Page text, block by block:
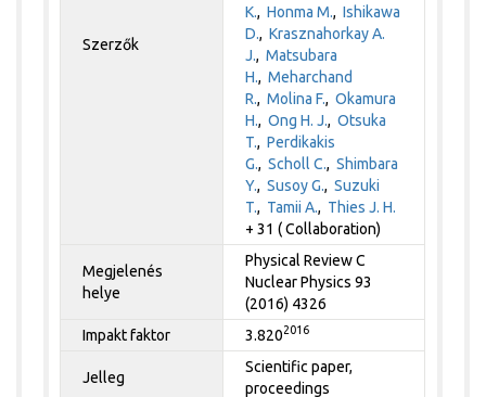
Szerzők
K.,Honma M.,Ishikawa
D.,Krasznahorkay A.
J.,Matsubara
H.,Meharchand
R.,Molina F.,Okamura
H.,Ong H. J.,Otsuka
T.,Perdikakis
G.,Scholl C.,Shimbara
Y.,Susoy G.,Suzuki
T., Tamii A., Thies J. H.
+ 31 ( Collaboration)
Megjelenés
helye
Physical Review C
Nuclear Physics 93
(2016) 4326
Impakt faktor
3.8202016
Jelleg
Scientific paper,
proceedings